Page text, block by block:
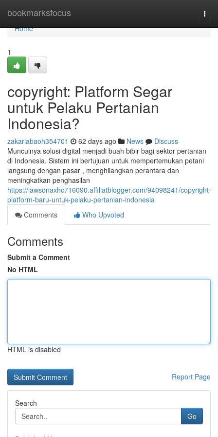
bookmarksfocus
Home
Home
1
copyright: Platform Segar
untuk Pelaku Pertanian
Indonesia?
zakariabaoh354701 62 days ago News
Discuss
Munculnya solusi digital menjadi buah bibir bagi sektor pertanian
di Indonesia. Sistem ini bertujuan untuk mempertemukan petani
langsung dengan pasar , menghilangkan perantara dan
meningkatkan penghasilan
https://lawsonaxhc716090.affiliatblogger.com/94098241/copyright-
platform-baru-untuk-pelaku-pertanian-indonesia
Comments
Who Upvoted
Comments
Submit a Comment
No HTML
HTML is disabled
Report Page
Search
Go